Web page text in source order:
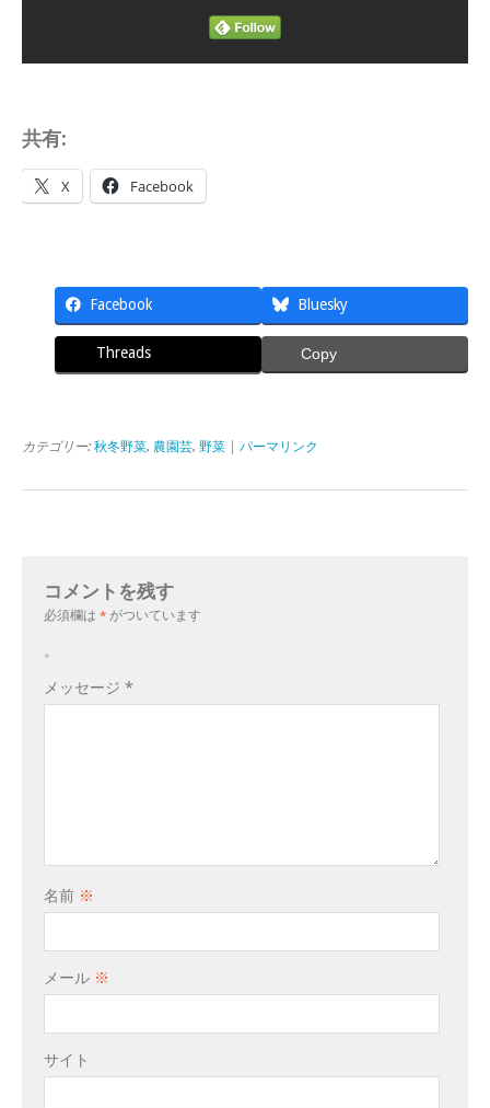
共有:
X Facebook
Facebook Bluesky
Threads Copy
カテゴリー: 秋冬野菜, 農園芸, 野菜 パーマリンク
コメントを残す
必須欄は * がついています
。
メッセージ *
名前 ※
メール ※
サイト